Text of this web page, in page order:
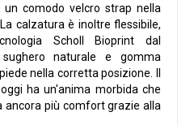
comodo velcro strap nella
calzatura è inoltre flessibile,
Scholl Bioprint dal
naturale e gomma
nella corretta posizione. Il
ha un'anima morbida che
ancora più comfort grazie alla